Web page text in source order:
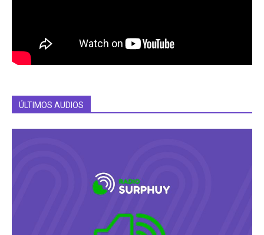
ÚLTIMOS AUDIOS